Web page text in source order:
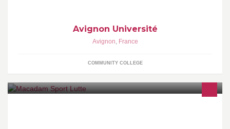
Avignon Université
Avignon, France
COMMUNITY COLLEGE